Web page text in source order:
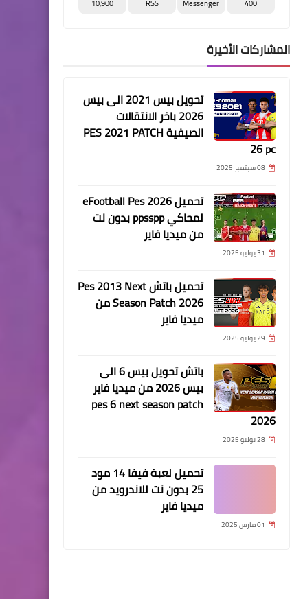
400
Messenger
RSS
10,900
المشاركات الأخيرة
تحويل بيس 2021 الى بيس
2026 باخر الانتقالات
الصيفية PES 2021 PATCH
26 pc
08 سبتمبر 2025
تحميل eFootball Pes 2026
لمحاكي ppsspp بدون نت
من ميديا فاير
31 يوليو 2025
تحميل باتش Pes 2013 Next
Season Patch 2026 من
ميديا فاير
29 يوليو 2025
باتش تحويل بيس 6 الى
بيس 2026 من ميديا فاير
pes 6 next season patch
2026
28 يوليو 2025
تحميل لعبة فيفا 14 مود
25 بدون نت للاندرويد من
ميديا فاير
01 مارس 2025